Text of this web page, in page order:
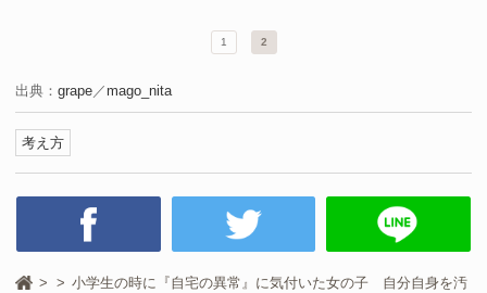
1 2
出典： grape ／mago_nita
考え方
小学生の時に『自宅の異常』に気付いた女の子 自分自身を汚